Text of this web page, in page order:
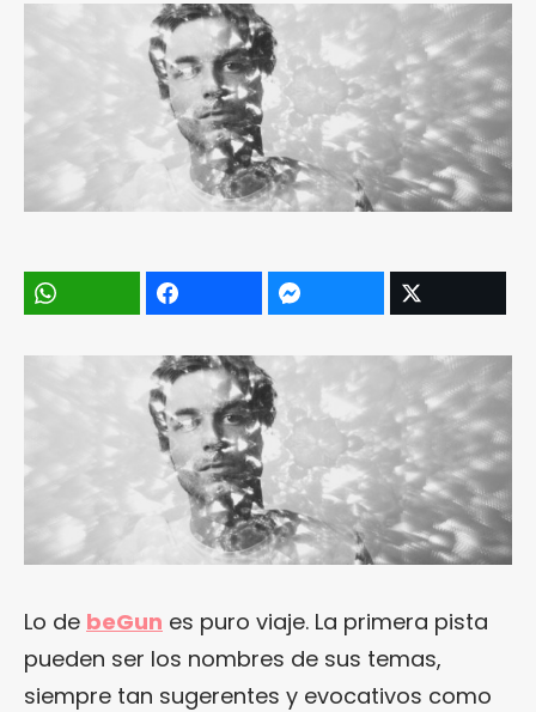
Lo de beGun es puro viaje. La primera pista
pueden ser los nombres de sus temas,
siempre tan sugerentes y evocativos como